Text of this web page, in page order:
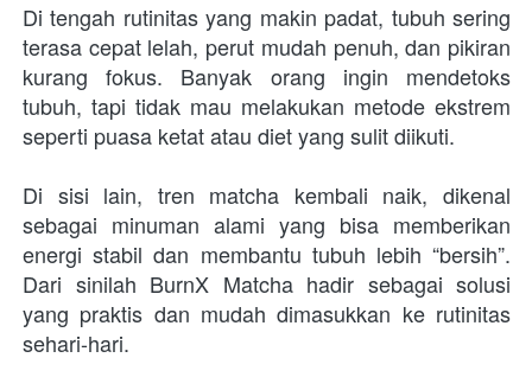
Di tengah rutinitas yang makin padat, tubuh sering
terasa cepat lelah, perut mudah penuh, dan pikiran
kurang fokus. Banyak orang ingin mendetoks
tubuh, tapi tidak mau melakukan metode ekstrem
seperti puasa ketat atau diet yang sulit diikuti.
Di sisi lain, tren matcha kembali naik, dikenal
sebagai minuman alami yang bisa memberikan
energi stabil dan membantu tubuh lebih “bersih”.
Dari sinilah BurnX Matcha hadir sebagai solusi
yang praktis dan mudah dimasukkan ke rutinitas
sehari-hari.